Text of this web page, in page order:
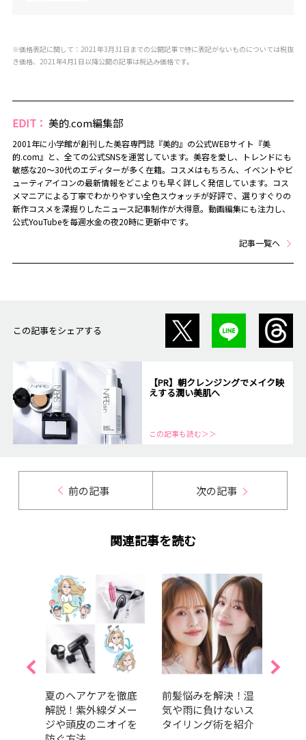
※価格表記に関して：2021年3月31日までの公開記事で特に表記がないものについては税抜
き価格、2021年4月1日以降公開の記事は税込み価格です。
EDIT： 美的.com編集部
2001年に小学館が創刊した美容専門誌『美的』の公式WEBサイト『美
的.com』と、全ての公式SNSを運営しています。美容を愛し、トレンドにも
敏感な20～30代のエディターが多く在籍。コスメはもちろん、イベントやビ
ューティアイコンの最新情報をどこよりも早く詳しく発信しています。コス
メマニアによる丁寧でわかりやすい全色スウォッチが好評で、選りすぐりの
新作コスメを深掘りしたニュース記事制作が大得意。動画編集にも注力し、
公式YouTubeを毎週水金の夜20時に更新中です。
記事一覧へ
この記事をシェアする
【PR】朝クレンジングでメイク映
えする潤い美肌へ
この記事も読む＞＞
前の記事 次の記事
関連記事を読む
夏のヘアケアを徹底
解説！紫外線ダメー
ジや頭皮のニオイを
前髪悩みを解決！湿
気や雨に負けないス
タイリング術を紹介